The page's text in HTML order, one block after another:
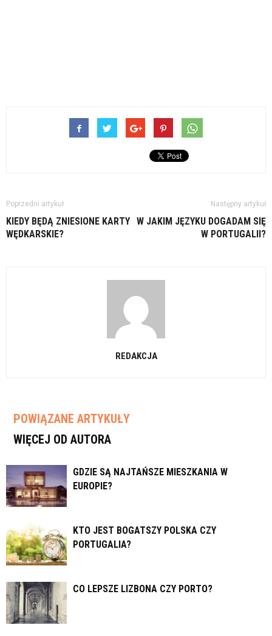
Poprzedni artykuł
KIEDY BĘDĄ ZNIESIONE KARTY
WĘDKARSKIE?
Następny artykuł
W JAKIM JĘZYKU DOGADAM SIĘ
W PORTUGALII?
REDAKCJA
POWIĄZANE ARTYKUŁY
WIĘCEJ OD AUTORA
GDZIE SĄ NAJTAŃSZE MIESZKANIA W
EUROPIE?
KTO JEST BOGATSZY POLSKA CZY
PORTUGALIA?
CO LEPSZE LIZBONA CZY PORTO?